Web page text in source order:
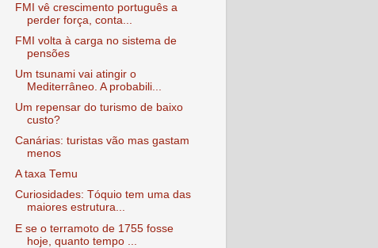
FMI vê crescimento português a
perder força, conta...
FMI volta à carga no sistema de
pensões
Um tsunami vai atingir o
Mediterrâneo. A probabili...
Um repensar do turismo de baixo
custo?
Canárias: turistas vão mas gastam
menos
A taxa Temu
Curiosidades: Tóquio tem uma das
maiores estrutura...
E se o terramoto de 1755 fosse
hoje, quanto tempo ...